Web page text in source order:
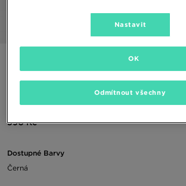
ADIDAS ŠORTKY TAPE POLY SHORTS
590 Kč
Dostupné Barvy
Černá
Nastavit
Odmítnout všechny
OK